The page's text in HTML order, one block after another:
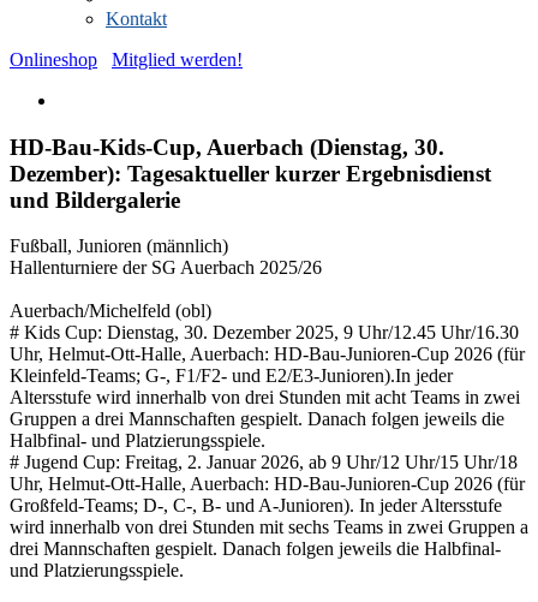
Kontakt
Onlineshop
Mitglied werden!
HD-Bau-Kids-Cup, Auerbach (Dienstag, 30.
Dezember): Tagesaktueller kurzer Ergebnisdienst
und Bildergalerie
Fußball, Junioren (männlich)
Hallenturniere der SG Auerbach 2025/26
Auerbach/Michelfeld (obl)
# Kids Cup: Dienstag, 30. Dezember 2025, 9 Uhr/12.45 Uhr/16.30
Uhr, Helmut-Ott-Halle, Auerbach: HD-Bau-Junioren-Cup 2026 (für
Kleinfeld-Teams; G-, F1/F2- und E2/E3-Junioren).In jeder
Altersstufe wird innerhalb von drei Stunden mit acht Teams in zwei
Gruppen a drei Mannschaften gespielt. Danach folgen jeweils die
Halbfinal- und Platzierungsspiele.
# Jugend Cup: Freitag, 2. Januar 2026, ab 9 Uhr/12 Uhr/15 Uhr/18
Uhr, Helmut-Ott-Halle, Auerbach: HD-Bau-Junioren-Cup 2026 (für
Großfeld-Teams; D-, C-, B- und A-Junioren). In jeder Altersstufe
wird innerhalb von drei Stunden mit sechs Teams in zwei Gruppen a
drei Mannschaften gespielt. Danach folgen jeweils die Halbfinal-
und Platzierungsspiele.